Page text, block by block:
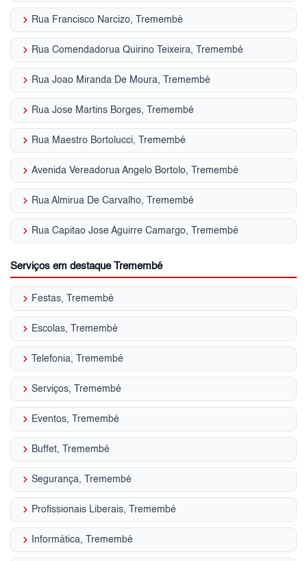
keyboard_arrow_right Rua Francisco Narcizo, Tremembé
keyboard_arrow_right Rua Comendadorua Quirino Teixeira, Tremembé
keyboard_arrow_right Rua Joao Miranda De Moura, Tremembé
keyboard_arrow_right Rua Jose Martins Borges, Tremembé
keyboard_arrow_right Rua Maestro Bortolucci, Tremembé
keyboard_arrow_right Avenida Vereadorua Angelo Bortolo, Tremembé
keyboard_arrow_right Rua Almirua De Carvalho, Tremembé
keyboard_arrow_right Rua Capitao Jose Aguirre Camargo, Tremembé
Serviços em destaque Tremembé
keyboard_arrow_right Festas, Tremembé
keyboard_arrow_right Escolas, Tremembé
keyboard_arrow_right Telefonia, Tremembé
keyboard_arrow_right Serviços, Tremembé
keyboard_arrow_right Eventos, Tremembé
keyboard_arrow_right Buffet, Tremembé
keyboard_arrow_right Segurança, Tremembé
keyboard_arrow_right Profissionais Liberais, Tremembé
keyboard_arrow_right Informática, Tremembé